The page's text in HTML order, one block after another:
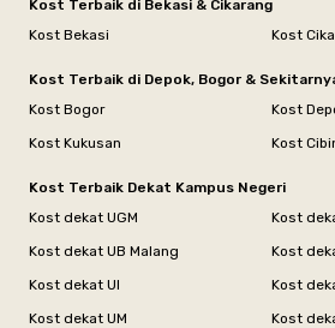
Kost Terbaik di Bekasi & Cikarang
Kost Bekasi
Kost
Kost Terbaik di Depok, Bogor &
Kost Bogor
Kost
Kost Kukusan
Kost
Kost Terbaik Dekat Kampus Negeri
Kost dekat UGM
Kost
Kost dekat UB Malang
Kost
Kost dekat UI
Kost
Kost dekat UM
Kost